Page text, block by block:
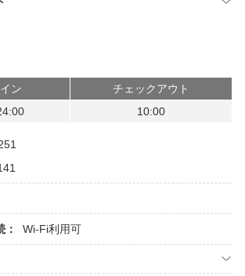
ン
チェックアウト
10:00
： Wi-Fi利用可